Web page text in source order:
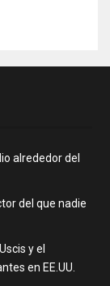
alrededor del
del que nadie
y el
en EE.UU.